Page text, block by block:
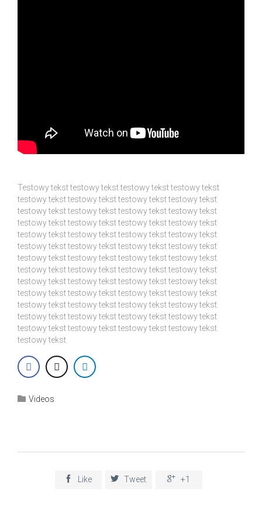
Testowy tekst testowy tekst testowy tekst testowy tekst
testowy tekst testowy tekst testowy tekst testowy tekst
testowy tekst testowy tekst testowy tekst testowy tekst
testowy tekst testowy tekst testowy tekst testowy tekst
testowy tekst testowy tekst testowy tekst testowy tekst
testowy tekst testowy tekst testowy tekst testowy tekst
testowy tekst testowy tekst testowy tekst testowy tekst
testowy tekst testowy tekst testowy tekst testowy tekst
testowy tekst testowy tekst testowy tekst testowy tekst
testowy tekst testowy tekst testowy tekst testowy tekst
testowy tekst testowy tekst testowy tekst testowy tekst
testowy tekst testowy tekst testowy tekst testowy tekst
testowy tekst testowy tekst testowy tekst testowy tekst
testowy tekst.
 Category
Videos
 Like  Tweet  +1